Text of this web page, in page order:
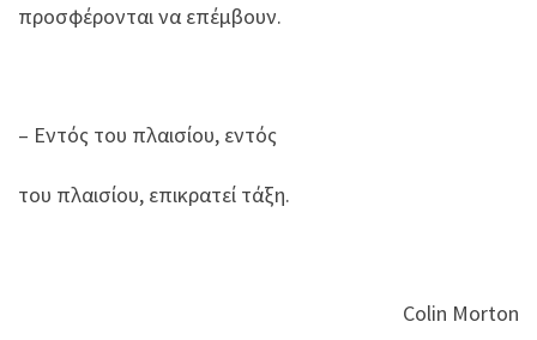
προσφέρονται να επέμβουν.
– Εντός του πλαισίου, εντός
του πλαισίου, επικρατεί τάξη.
Colin Morton